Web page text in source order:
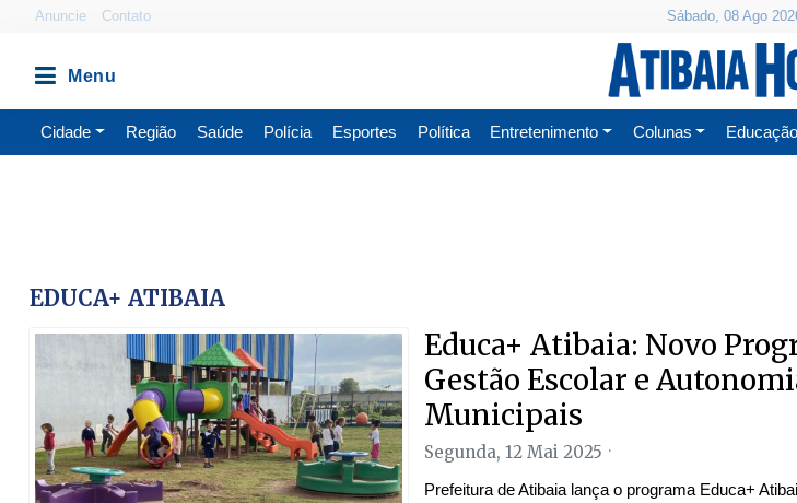
Anuncie Contato Sábado, 08 Ago
Cidade Região Saúde Polícia Esportes Política Entretenimento Colunas Educação
EDUCA+ ATIBAIA
Educa+ Atibaia: Novo
Gestão Escolar e
Municipais
Segunda, 12 Mai 2025
Prefeitura de Atibaia lança o programa Educa+